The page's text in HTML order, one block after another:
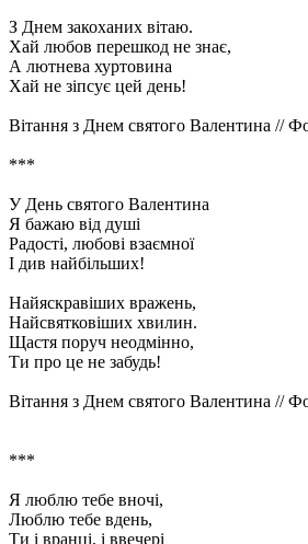
З Днем закоханих вітаю.
Хай любов перешкод не знає,
А лютнева хуртовина
Хай не зіпсує цей день!
Вітання з Днем святого Валентина //
***
У День святого Валентина
Я бажаю від душі
Радості, любові взаємної
І див найбільших!
Найяскравіших вражень,
Найсвятковіших хвилин.
Щастя поруч неодмінно,
Ти про це не забудь!
Вітання з Днем святого Валентина //
***
Я люблю тебе вночі,
Люблю тебе вдень,
Ти і вранці, і ввечері